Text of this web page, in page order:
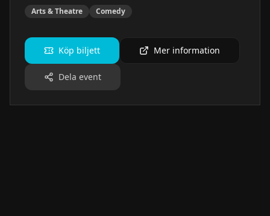
Arts & Theatre Comedy
Köp biljett Mer information
Dela event